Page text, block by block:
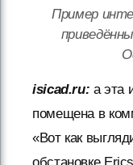
Пример
isicad.ru: а эта
помещена в
«Вот как
обстановке